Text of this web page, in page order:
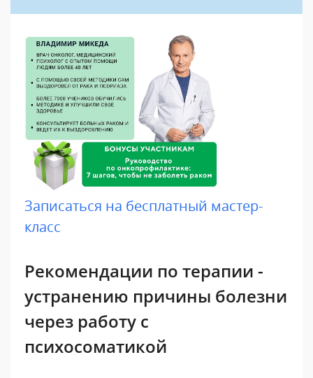
Записаться на бесплатный мастер-
класс
Рекомендации по терапии -
устранению причины болезни
через работу с
психосоматикой